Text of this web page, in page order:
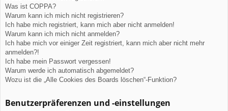
Was ist COPPA?
Warum kann ich mich nicht registrieren?
Ich habe mich registriert, kann mich aber nicht anmelden!
Warum kann ich mich nicht anmelden?
Ich habe mich vor einiger Zeit registriert, kann mich aber nicht mehr
anmelden?!
Ich habe mein Passwort vergessen!
Warum werde ich automatisch abgemeldet?
Wozu ist die „Alle Cookies des Boards löschen“-Funktion?
Benutzerpräferenzen und -einstellungen